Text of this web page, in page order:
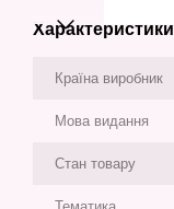
Характеристики
Країна виробник
Мова видання
Стан товару